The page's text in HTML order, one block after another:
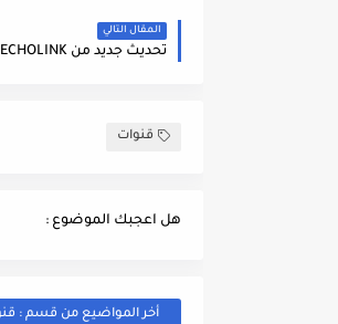
المقال التالي
تحديث جديد من ECHOLINK لجهاز ECHOLINK ATOMO 4K
قنوات
هل اعجبك الموضوع :
أخر المواضيع من قسم :